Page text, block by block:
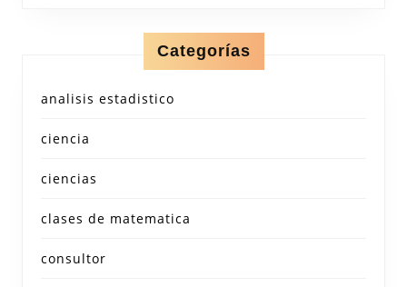
Categorías
analisis estadistico
ciencia
ciencias
clases de matematica
consultor